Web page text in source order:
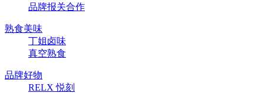
品牌报关合作
熟食美味
丁姐卤味
真空熟食
品牌好物
RELX 悦刻